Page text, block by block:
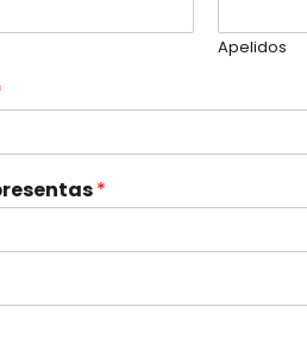
Apelidos
*